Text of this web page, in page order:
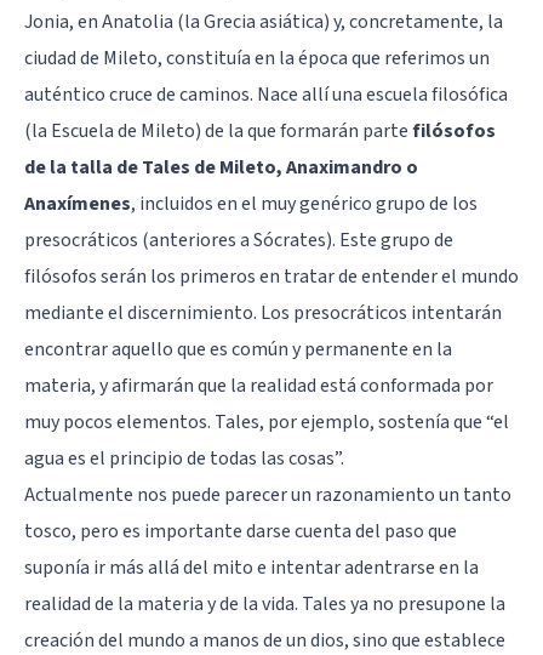
Jonia, en Anatolia (la Grecia asiática) y, concretamente, la
ciudad de Mileto, constituía en la época que referimos un
auténtico cruce de caminos. Nace allí una escuela filosófica
(la Escuela de Mileto) de la que formarán partefilósofos
de la talla de Tales de Mileto, Anaximandro o
Anaxímenes, incluidos en el muy genérico grupo de los
presocráticos (anteriores a Sócrates). Este grupo de
filósofos serán los primeros en tratar de entender el mundo
mediante el discernimiento. Los presocráticos intentarán
encontrar aquello que es común y permanente en la
materia, y afirmarán que la realidad está conformada por
muy pocos elementos. Tales, por ejemplo, sostenía que “el
agua es el principio de todas las cosas”.
Actualmente nos puede parecer un razonamiento un tanto
tosco, pero es importante darse cuenta del paso que
suponía ir más allá del mito e intentar adentrarse en la
realidad de la materia y de la vida. Tales ya no presupone la
creación del mundo a manos de un dios, sino que establece